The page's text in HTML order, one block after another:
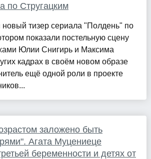
по Стругацким
новый тизер сериала "Полдень" по
показали постельную сцену
Юлии Снигирь и Максима
кадрах в своём новом образе
ещё одной роли в проекте
заложено быть
Агата Муцениеце
беременности и детях от